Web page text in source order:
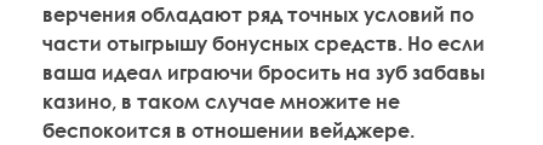
верчения обладают ряд точных условий по
части отыгрышу бонусных средств. Но если
ваша идеал играючи бросить на зуб забавы
казино, в таком случае множите не
беспокоится в отношении вейджере.